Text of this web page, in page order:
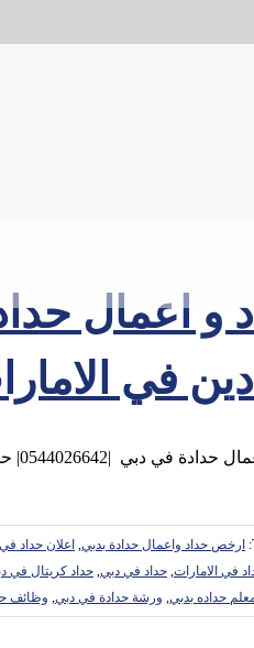
في
حدادين في الامارات نقوم بجميع اعمال حداد واعمال
ارخص حداد واعمال حدادة بدبي, اعلان حداد
في الامارات, حداد في دبي, حداد كريتال في
حداده بدبي, ورشة حدادة في دبي, وظائف